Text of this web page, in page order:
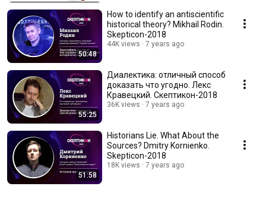
50:48
How to identify an antiscientific
historical theory? Mikhail Rodin.
Skepticon-2018
44K views 7 years ago
55:25
Диалектика: отличный способ
доказать что угодно. Лекс
Кравецкий. Скептикон-2018
36K views 7 years ago
51:58
Historians Lie. What About the
Sources? Dmitry Kornienko.
Skepticon-2018
18K views 7 years ago